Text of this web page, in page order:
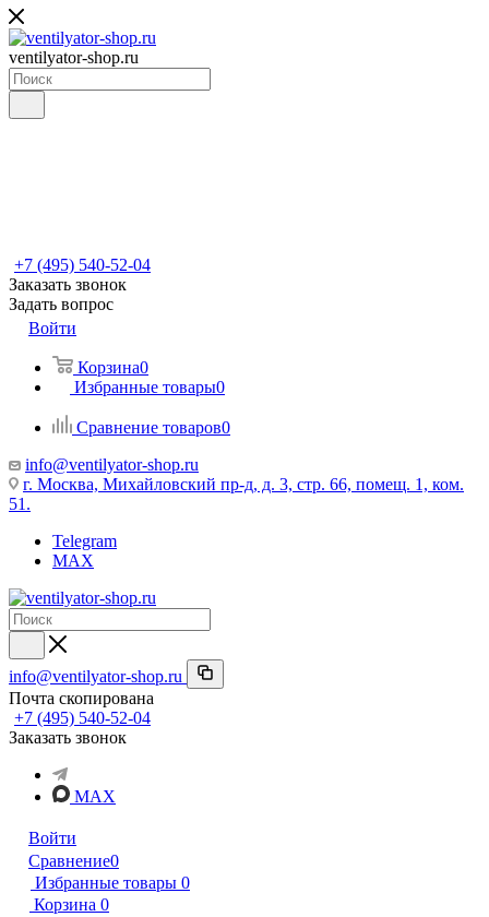
ventilyator-shop.ru
+7 (495) 540-52-04
Заказать звонок
Задать вопрос
Войти
Корзина0
Избранные товары0
Сравнение товаров0
info@ventilyator-shop.ru
г. Москва, Михайловский пр-д, д. 3, cтр. 66, помещ. 1, ком.
51.
Telegram
MAX
info@ventilyator-shop.ru
Почта скопирована
+7 (495) 540-52-04
Заказать звонок
MAX
Войти
Сравнение0
Избранные товары 0
Корзина 0